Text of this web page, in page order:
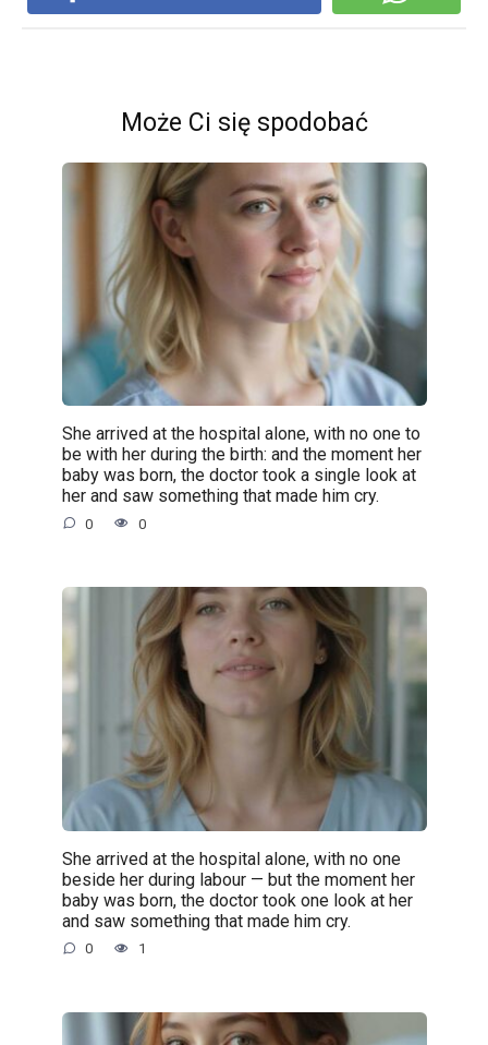
Może Ci się spodobać
She arrived at the hospital alone, with no one to
be with her during the birth: and the moment her
baby was born, the doctor took a single look at
her and saw something that made him cry.
0 0
She arrived at the hospital alone, with no one
beside her during labour — but the moment her
baby was born, the doctor took one look at her
and saw something that made him cry.
0 1